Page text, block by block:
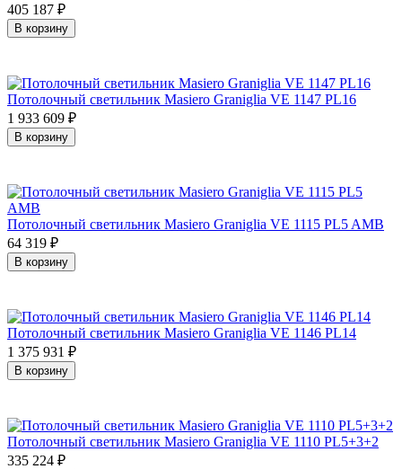
405 187 ₽
В корзину
Потолочный светильник Masiero Graniglia VE 1147 PL16
1 933 609 ₽
В корзину
Потолочный светильник Masiero Graniglia VE 1115 PL5 AMB
64 319 ₽
В корзину
Потолочный светильник Masiero Graniglia VE 1146 PL14
1 375 931 ₽
В корзину
Потолочный светильник Masiero Graniglia VE 1110 PL5+3+2
335 224 ₽